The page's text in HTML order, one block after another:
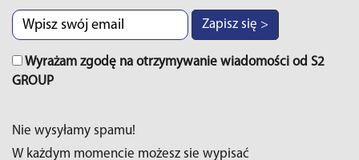
Zapisz się >
Wyrażam zgodę na otrzymywanie wiadomości od S2
GROUP
Nie wysyłamy spamu!
W każdym momencie możesz sie wypisać